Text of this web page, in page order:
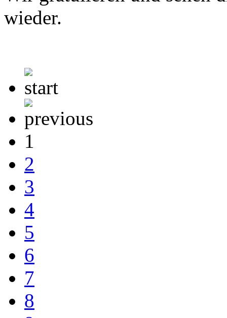
wieder.
1
2
3
4
5
6
7
8